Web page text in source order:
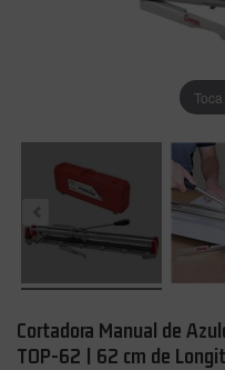
Cortadora Manual de
TOP-62 | 62 cm de